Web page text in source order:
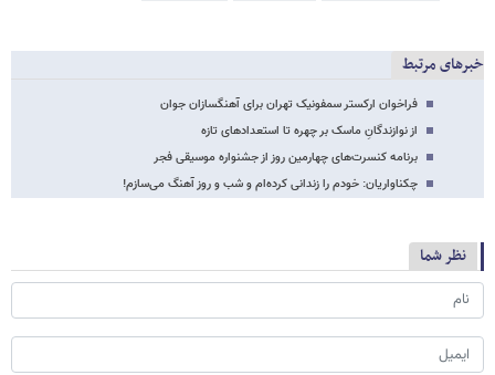
خبرهای مرتبط
فراخوان ارکستر سمفونیک تهران برای آهنگسازان جوان
از نوازندگانِ ماسک بر چهره تا استعدادهای تازه
برنامه کنسرت‌های چهارمین روز از جشنواره موسیقی فجر
چکناواریان:‌ خودم را زندانی کرده‌ام و شب و روز آهنگ می‌سازم!
نظر شما